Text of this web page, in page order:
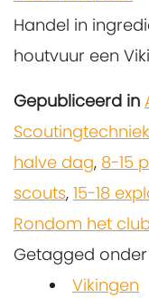
Handel in
houtvuur een
Gepubliceerd in
halve dag, 8-15
scouts, 15-18
Rondom het
Getagged onder
Vikingen